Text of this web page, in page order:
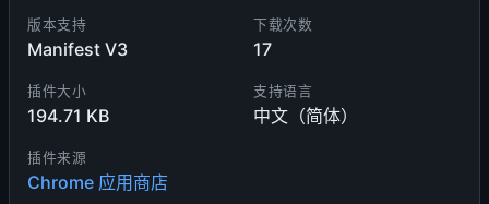
版本支持
Manifest V3
下载次数
17
插件大小
194.71 KB
支持语言
中文（简体）
插件来源
Chrome 应用商店